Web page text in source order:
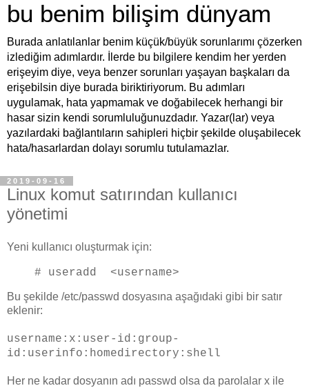
bu benim bilişim dünyam
Burada anlatılanlar benim küçük/büyük sorunlarımı çözerken
izlediğim adımlardır. İlerde bu bilgilere kendim her yerden
erişeyim diye, veya benzer sorunları yaşayan başkaları da
erişebilsin diye burada biriktiriyorum. Bu adımları
uygulamak, hata yapmamak ve doğabilecek herhangi bir
hasar sizin kendi sorumluluğunuzdadır. Yazar(lar) veya
yazılardaki bağlantıların sahipleri hiçbir şekilde oluşabilecek
hata/hasarlardan dolayı sorumlu tutulamazlar.
2019-09-16
Linux komut satırından kullanıcı
yönetimi
Yeni kullanıcı oluşturmak için:
# useradd <username>
Bu şekilde /etc/passwd dosyasına aşağıdaki gibi bir satır
eklenir:
username:x:user-id:group-
id:userinfo:homedirectory:shell
Her ne kadar dosyanın adı passwd olsa da parolalar x ile